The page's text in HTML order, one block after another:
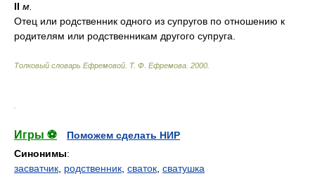
II м.
Отец или родственник одного из супругов по отношению к
родителям или родственникам другого супруга.
Толковый словарь Ефремовой Т. Ф. Ефремова. 2000
Игры ⚽
Поможем сделать НИР
Синонимы:
засватчик родственник сваток сватушка